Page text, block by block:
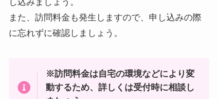
し込みましょう。
また、訪問料金も発生しますので、申し込みの際
に忘れずに確認しましょう。
※訪問料金は自宅の環境などにより変
動するため、詳しくは受付時に相談し